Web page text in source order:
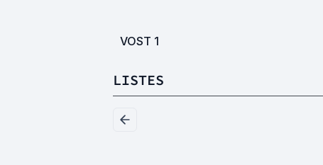
VOST 1
LISTES